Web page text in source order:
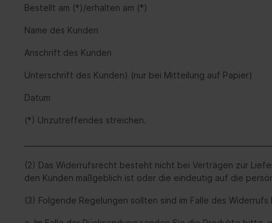
Bestellt am (*)/erhalten am (*)
Name des Kunden
Anschrift des Kunden
Unterschrift des Kunden) (nur bei Mitteilung auf Papier)
Datum
(*) Unzutreffendes streichen.
(2) Das Widerrufsrecht besteht nicht bei Verträgen zur
den Kunden maßgeblich ist oder die eindeutig auf die
(3) Folgende Regelungen sollten sind im Falle des